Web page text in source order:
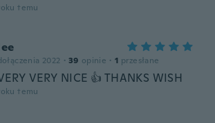
temu
2022 · 39 opinie · 1 przesłane
VERY NICE 👍 THANKS WISH
temu